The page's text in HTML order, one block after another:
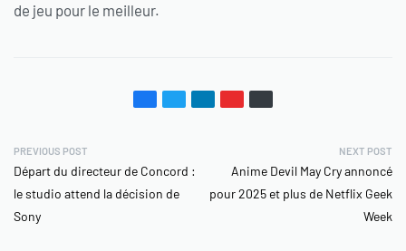
de jeu pour le meilleur.
PREVIOUS POST
Départ du directeur de Concord :
le studio attend la décision de
Sony
NEXT POST
Anime Devil May Cry annoncé
pour 2025 et plus de Netflix Geek
Week